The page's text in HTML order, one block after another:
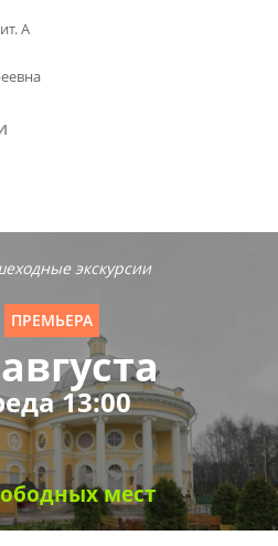
А
экскурсии
ПРЕМЬЕРА
13:00
мест